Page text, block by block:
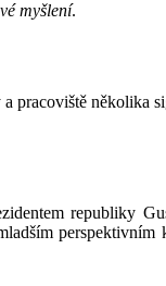
myšlení.
pracoviště
republiky